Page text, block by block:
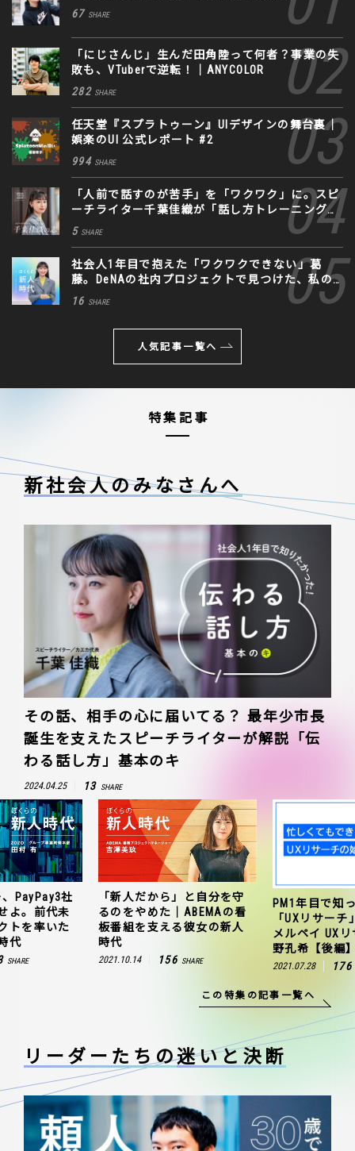
67 SHARE
「にじさんじ」生んだ田角陸って何者？事業の失
敗も、VTuberで逆転！｜ANYCOLOR
282 SHARE
任天堂『スプラトゥーン』UIデザインの舞台裏｜
娯楽のUI 公式レポート #2
994 SHARE
「人前で話すのが苦手」を「ワクワク」に。スピ
ーチライター千葉佳織が「話し方トレーニング」
に込めた思い
5 SHARE
社会人1年目で抱えた「ワクワクできない」葛
藤。DeNAの社内プロジェクトで見つけた、私の
生きる道
16 SHARE
人気記事一覧へ
特集記事
新社会人のみなさんへ
その話、相手の心に届いてる？ 最年少市長
誕生を支えたスピーチライターが解説「伝
わる話し方」基本のキ
2024.04.25 13 SHARE
PayPay3社
よ。前代未
トを率いた
代
SHARE
「新人だから」と自分を守
るのをやめた｜ABEMAの看
板番組を支える彼女の新人
時代
2021.10.14 156 SHARE
PM1年目で知
「UXリサー
メルペイ UX
野孔希【後編
2021.07.28 176
この特集の記事一覧へ
リーダーたちの迷いと決断